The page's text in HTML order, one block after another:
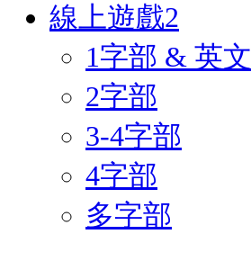
線上遊戲2
1字部 & 英文
2字部
3-4字部
4字部
多字部